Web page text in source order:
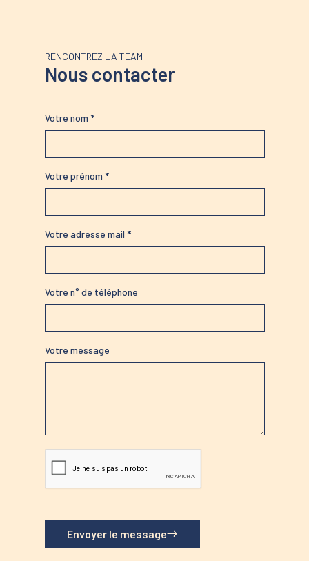
Nous contacter
RENCONTREZ LA TEAM
Votre nom *
Votre prénom *
Votre adresse mail *
Votre n° de téléphone
Votre message
Envoyer le message